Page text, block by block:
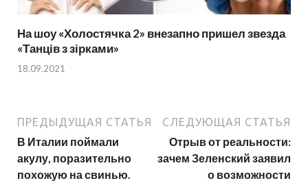
На шоу «Холостячка 2» внезапно пришел звезда
«Танців з зірками»
18.09.2021
ПРЕДЫДУЩАЯ СТАТЬЯ
В Италии поймали
акулу, поразительно
похожую на свинью.
СЛЕДУЮЩАЯ СТАТЬЯ
Отрыв от реальности:
зачем Зеленский заявил
о возможности